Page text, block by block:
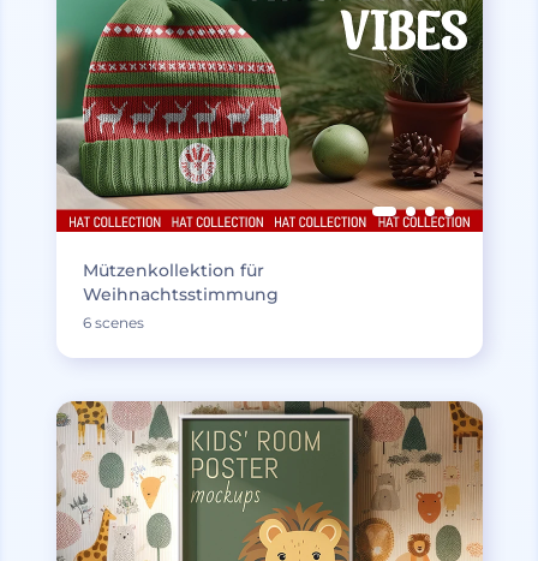
Mützenkollektion für
Weihnachtsstimmung
6 scenes